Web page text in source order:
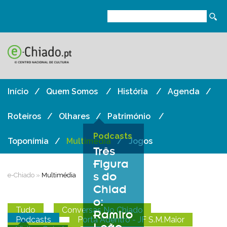
Início Quem Somos História Agenda
Roteiros Olhares Património
Toponímia Multimédia Jogos
e-Chiado » Multimédia
Tudo
Conversas No Chiado
Podcasts
Porta Adentro - JF S.M.Maior
Podcasts
Três
Figura
s do
Chiad
o:
Ramiro